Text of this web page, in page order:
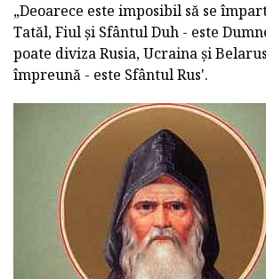
„Deoarece este imposibil să se
Tatăl, Fiul și Sfântul Duh - este
poate diviza Rusia, Ucraina și
împreună - este Sfântul Rus'.